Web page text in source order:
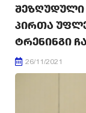
ᲨᲔᲖᲦᲣᲓᲣᲚᲘ
ᲞᲘᲠᲗᲐ
ᲢᲠᲔᲜᲘᲜᲒᲘ
26/11/2021